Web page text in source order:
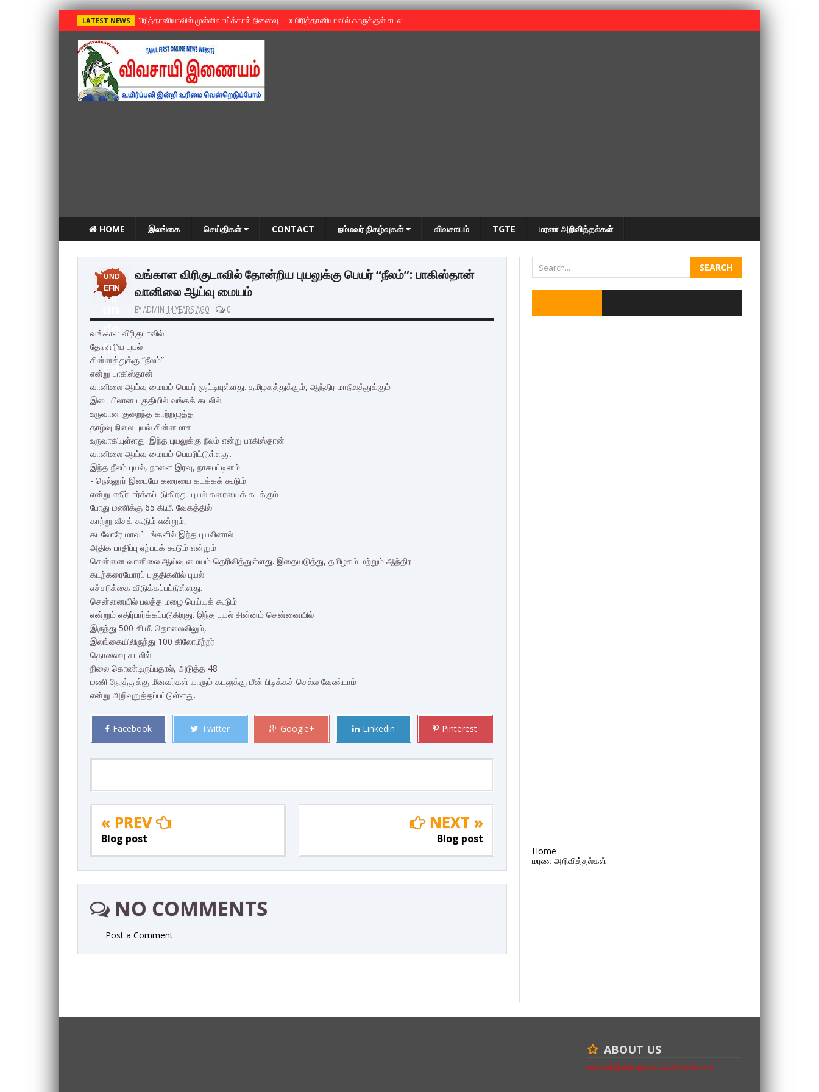
LATEST NEWS »பிரித்தானியாவில் முள்ளிவாய்க்கால் நினைவு »பிரித்தானியாவில் காருக்குள் சடலம் -தமிழருடையதா ?
HOME இலங்கை செய்திகள் CONTACT நம்மவர் நிகழ்வுகள் விவசாயம் TGTE மரண அறிவித்தல்கள்
UND
EFIN
ED
de
fin
ed
வங்காள விரிகுடாவில் தோன்றிய புயலுக்கு பெயர் “நீலம்”: பாகிஸ்தான்
வானிலை ஆய்வு மையம்
BY ADMIN 14 YEARS AGO - 0
வங்காள விரிகுடாவில்
தோன்றிய புயல்
சின்னத்துக்கு “நீலம்”
என்று பாகிஸ்தான்
வானிலை ஆய்வு மையம் பெயர் சூட்டியுள்ளது. தமிழகத்துக்கும், ஆந்திர மாநிலத்துக்கும்
இடையிலான பகுதியில் வங்கக் கடலில்
உருவான குறைந்த காற்றழுத்த
தாழ்வு நிலை புயல் சின்னமாக
உருவாகியுள்ளது. இந்த புயலுக்கு நீலம் என்று பாகிஸ்தான்
வானிலை ஆய்வு மையம் பெயரிட்டுள்ளது.
இந்த நீலம் புயல், நாளை இரவு, நாகபட்டினம்
- நெல்லூர் இடையே கரையை கடக்கக் கூடும்
என்று எதிர்பார்க்கப்படுகிறது. புயல் கரையைக் கடக்கும்
போது மணிக்கு 65 கி.மீ. வேகத்தில்
காற்று வீசக் கூடும் என்றும்,
கடலோரே மாவட்டங்களில் இந்த புயலினால்
அதிக பாதிப்பு ஏற்படக் கூடும் என்றும்
சென்னை வானிலை ஆய்வு மையம் தெரிவித்துள்ளது. இதையடுத்து, தமிழகம் மற்றும் ஆந்திர
கடற்கரையோரப் பகுதிகளில் புயல்
எச்சரிக்கை விடுக்கப்பட்டுள்ளது.
சென்னையில் பலத்த மழை பெய்யக் கூடும்
என்றும் எதிர்பார்க்கப்படுகிறது. இந்த புயல் சின்னம் சென்னையில்
இருந்து 500 கி.மீ. தொலைவிலும்,
இலங்கையிலிருந்து 100 கிலோமீற்றர்
தொலைவு கடலில்
நிலை கொண்டிருப்பதால், அடுத்த 48
மணி நேரத்துக்கு மீனவர்கள் யாரும் கடலுக்கு மீன் பிடிக்கச் செல்ல வேண்டாம்
என்று அறிவுறுத்தப்பட்டுள்ளது.
Facebook Twitter Google+ Linkedin Pinterest
« PREV
Blog post
NEXT »
Blog post
NO COMMENTS
Post a Comment
Home
மரண அறிவித்தல்கள்
ABOUT US
உயிர்பலி இன்றி உரிமை வென்றெடுப்போம்